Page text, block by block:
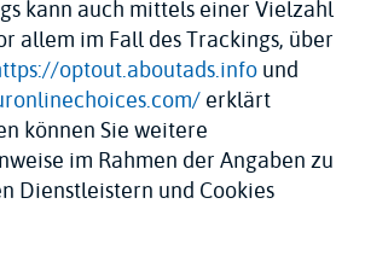
kann auch mittels einer Vielzahl
allem im Fall des Trackings, über
optout.aboutads.infound
erklärt
können Sie weitere
im Rahmen der Angaben zu
Dienstleistern und Cookies